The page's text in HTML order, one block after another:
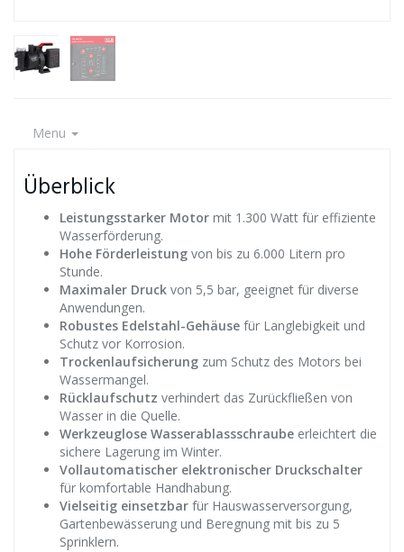
Menu
Überblick
Leistungsstarker Motor mit 1.300 Watt für effiziente
Wasserförderung.
Hohe Förderleistung von bis zu 6.000 Litern pro
Stunde.
Maximaler Druck von 5,5 bar, geeignet für diverse
Anwendungen.
Robustes Edelstahl-Gehäuse für Langlebigkeit und
Schutz vor Korrosion.
Trockenlaufsicherung zum Schutz des Motors bei
Wassermangel.
Rücklaufschutz verhindert das Zurückfließen von
Wasser in die Quelle.
Werkzeuglose Wasserablassschraube erleichtert die
sichere Lagerung im Winter.
Vollautomatischer elektronischer Druckschalter
für komfortable Handhabung.
Vielseitig einsetzbar für Hauswasserversorgung,
Gartenbewässerung und Beregnung mit bis zu 5
Sprinklern.